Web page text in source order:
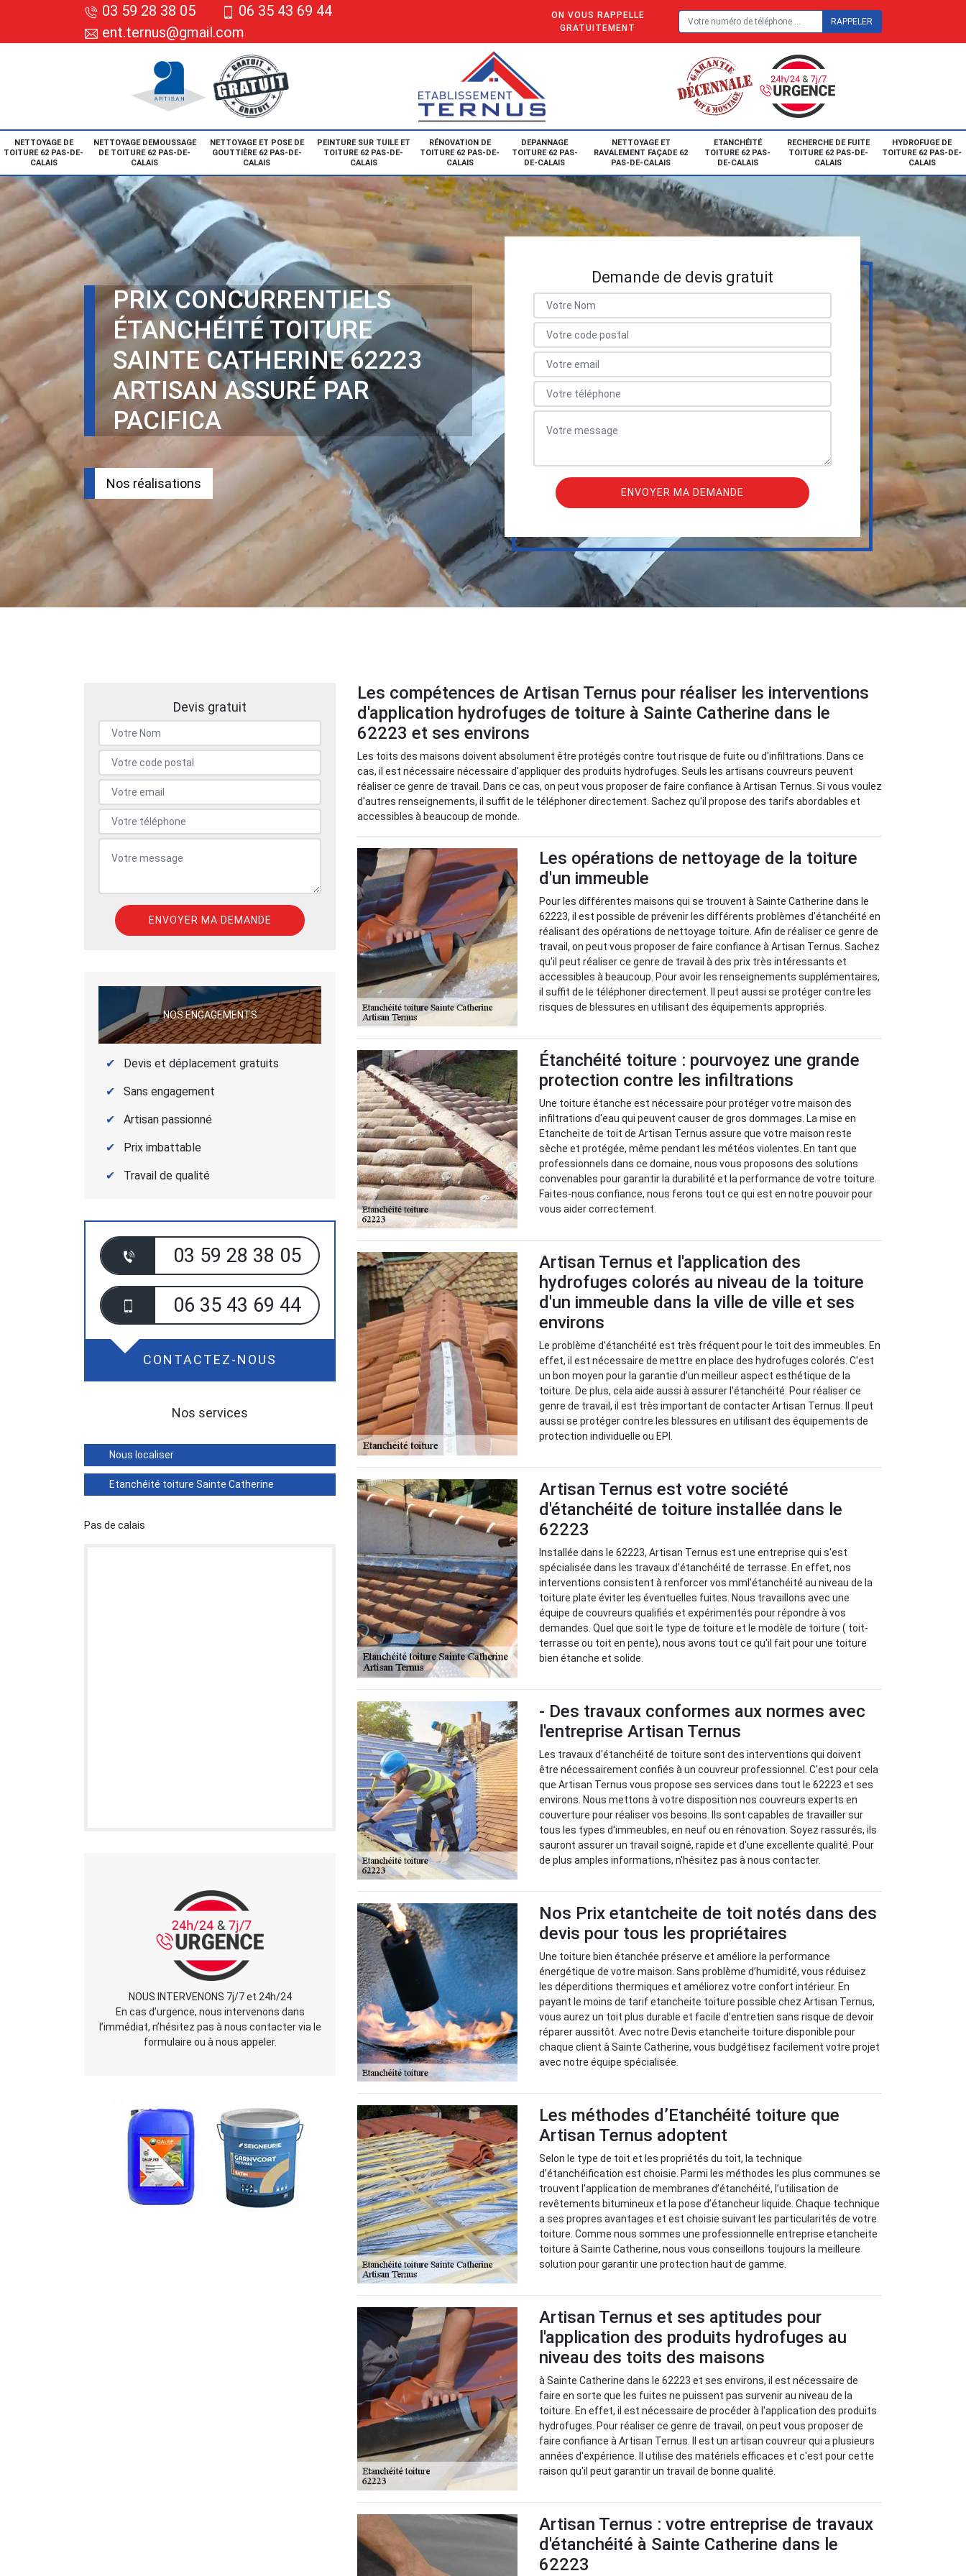
03 59 28 38 05
06 35 43 69 44
ent.ternus@gmail.com
ON VOUS RAPPELLE
GRATUITEMENT
NETTOYAGE DE
TOITURE 62 PAS-DE-
CALAIS
NETTOYAGE DEMOUSSAGE
DE TOITURE 62 PAS-DE-
CALAIS
NETTOYAGE ET POSE DE
GOUTTIÈRE 62 PAS-DE-
CALAIS
PEINTURE SUR TUILE ET
TOITURE 62 PAS-DE-
CALAIS
RÉNOVATION DE
TOITURE 62 PAS-DE-
CALAIS
DEPANNAGE
TOITURE 62 PAS-
DE-CALAIS
NETTOYAGE ET
RAVALEMENT FAÇADE 62
PAS-DE-CALAIS
ETANCHÉITÉ
TOITURE 62 PAS-
DE-CALAIS
RECHERCHE DE FUITE
TOITURE 62 PAS-DE-
CALAIS
HYDROFUGE DE
TOITURE 62 PAS-DE-
CALAIS
PRIX CONCURRENTIELS
ÉTANCHÉITÉ TOITURE
SAINTE CATHERINE 62223
ARTISAN ASSURÉ PAR
PACIFICA
Nos réalisations
Demande de devis gratuit
Devis gratuit
NOS ENGAGEMENTS
Devis et déplacement gratuits
Sans engagement
Artisan passionné
Prix imbattable
Travail de qualité
03 59 28 38 05
06 35 43 69 44
CONTACTEZ-NOUS
Nos services
Nous localiser
Etanchéité toiture Sainte Catherine
Pas de calais
NOUS INTERVENONS 7j/7 et 24h/24
En cas d’urgence, nous intervenons dans
l’immédiat, n’hésitez pas à nous contacter via le
formulaire ou à nous appeler.
Les compétences de Artisan Ternus pour réaliser les interventions
d'application hydrofuges de toiture à Sainte Catherine dans le
62223 et ses environs
Les toits des maisons doivent absolument être protégés contre tout risque de fuite ou d'infiltrations. Dans ce
cas, il est nécessaire nécessaire d'appliquer des produits hydrofuges. Seuls les artisans couvreurs peuvent
réaliser ce genre de travail. Dans ce cas, on peut vous proposer de faire confiance à Artisan Ternus. Si vous voulez
d'autres renseignements, il suffit de le téléphoner directement. Sachez qu'il propose des tarifs abordables et
accessibles à beaucoup de monde.
Les opérations de nettoyage de la toiture
d'un immeuble
Pour les différentes maisons qui se trouvent à Sainte Catherine dans le
62223, il est possible de prévenir les différents problèmes d'étanchéité en
réalisant des opérations de nettoyage toiture. Afin de réaliser ce genre de
travail, on peut vous proposer de faire confiance à Artisan Ternus. Sachez
qu'il peut réaliser ce genre de travail à des prix très intéressants et
accessibles à beaucoup. Pour avoir les renseignements supplémentaires,
il suffit de le téléphoner directement. Il peut aussi se protéger contre les
risques de blessures en utilisant des équipements appropriés.
Étanchéité toiture : pourvoyez une grande
protection contre les infiltrations
Une toiture étanche est nécessaire pour protéger votre maison des
infiltrations d'eau qui peuvent causer de gros dommages. La mise en
Etancheite de toit de Artisan Ternus assure que votre maison reste
sèche et protégée, même pendant les météos violentes. En tant que
professionnels dans ce domaine, nous vous proposons des solutions
convenables pour garantir la durabilité et la performance de votre toiture.
Faites-nous confiance, nous ferons tout ce qui est en notre pouvoir pour
vous aider correctement.
Artisan Ternus et l'application des
hydrofuges colorés au niveau de la toiture
d'un immeuble dans la ville de ville et ses
environs
Le problème d'étanchéité est très fréquent pour le toit des immeubles. En
effet, il est nécessaire de mettre en place des hydrofuges colorés. C'est
un bon moyen pour la garantie d'un meilleur aspect esthétique de la
toiture. De plus, cela aide aussi à assurer l'étanchéité. Pour réaliser ce
genre de travail, il est très important de contacter Artisan Ternus. Il peut
aussi se protéger contre les blessures en utilisant des équipements de
protection individuelle ou EPI.
Artisan Ternus est votre société
d'étanchéité de toiture installée dans le
62223
Installée dans le 62223, Artisan Ternus est une entreprise qui s'est
spécialisée dans les travaux d'étanchéité de terrasse. En effet, nos
interventions consistent à renforcer vos mml'étanchéité au niveau de la
toiture plate éviter les éventuelles fuites. Nous travaillons avec une
équipe de couvreurs qualifiés et expérimentés pour répondre à vos
demandes. Quel que soit le type de toiture et le modèle de toiture ( toit-
terrasse ou toit en pente), nous avons tout ce qu'il fait pour une toiture
bien étanche et solide.
- Des travaux conformes aux normes avec
l'entreprise Artisan Ternus
Les travaux d'étanchéité de toiture sont des interventions qui doivent
être nécessairement confiés à un couvreur professionnel. C'est pour cela
que Artisan Ternus vous propose ses services dans tout le 62223 et ses
environs. Nous mettons à votre disposition nos couvreurs experts en
couverture pour réaliser vos besoins. Ils sont capables de travailler sur
tous les types d'immeubles, en neuf ou en rénovation. Soyez rassurés, ils
sauront assurer un travail soigné, rapide et d'une excellente qualité. Pour
de plus amples informations, n'hésitez pas à nous contacter.
Nos Prix etantcheite de toit notés dans des
devis pour tous les propriétaires
Une toiture bien étanchée préserve et améliore la performance
énergétique de votre maison. Sans problème d’humidité, vous réduisez
les déperditions thermiques et améliorez votre confort intérieur. En
payant le moins de tarif etancheite toiture possible chez Artisan Ternus,
vous aurez un toit plus durable et facile d’entretien sans risque de devoir
réparer aussitôt. Avec notre Devis etancheite toiture disponible pour
chaque client à Sainte Catherine, vous budgétisez facilement votre projet
avec notre équipe spécialisée.
Les méthodes d’Etanchéité toiture que
Artisan Ternus adoptent
Selon le type de toit et les propriétés du toit, la technique
d’étanchéification est choisie. Parmi les méthodes les plus communes se
trouvent l’application de membranes d’étanchéité, l’utilisation de
revêtements bitumineux et la pose d’étancheur liquide. Chaque technique
a ses propres avantages et est choisie suivant les particularités de votre
toiture. Comme nous sommes une professionnelle entreprise etancheite
toiture à Sainte Catherine, nous vous conseillons toujours la meilleure
solution pour garantir une protection haut de gamme.
Artisan Ternus et ses aptitudes pour
l'application des produits hydrofuges au
niveau des toits des maisons
à Sainte Catherine dans le 62223 et ses environs, il est nécessaire de
faire en sorte que les fuites ne puissent pas survenir au niveau de la
toiture. En effet, il est nécessaire de procéder à l'application des produits
hydrofuges. Pour réaliser ce genre de travail, on peut vous proposer de
faire confiance à Artisan Ternus. Il est un artisan couvreur qui a plusieurs
années d'expérience. Il utilise des matériels efficaces et c'est pour cette
raison qu'il peut garantir un travail de bonne qualité.
Artisan Ternus : votre entreprise de travaux
d'étanchéité à Sainte Catherine dans le
62223